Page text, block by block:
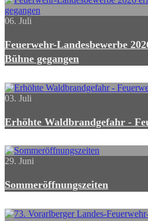
06. Juli
Feuerwehr-Landesbewerbe
Bühne gegangen
03. Juli
Erhöhte Waldbrandgefahr -
29. Juni
Sommeröffnungszeiten